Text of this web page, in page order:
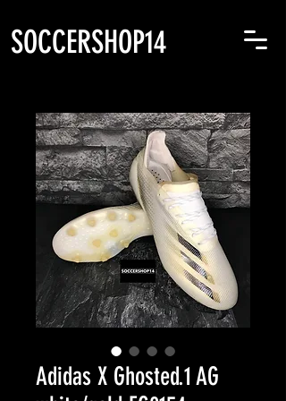
SOCCERSHOP14
Adidas X Ghosted.1 AG